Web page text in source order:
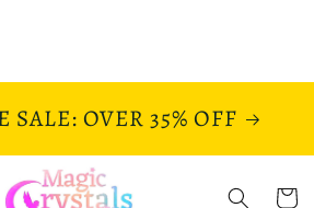
SALE: OVER 35% OFF
Carrito